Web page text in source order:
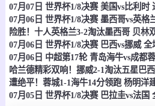
澳首超 07-07 17:30
莫纳洛黑豹 0 - 0
情报
澳昆超 07-07 17:30
07月07日 世界杯1/8决赛 美国vs比利时
07月06日 世界杯1/8决赛 墨西哥vs英格
07月06日 世界杯1/8决赛 巴西vs挪威 全
07月06日 中超第17轮 青岛海牛vs成都
07月05日 世界杯1/8决赛 巴拉圭vs法国